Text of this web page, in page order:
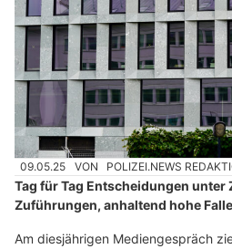
09.05.25 VON POLIZEI.NEWS
Tag für Tag Entscheidungen unter
Zuführungen, anhaltend hohe
Am diesjährigen Mediengespräch